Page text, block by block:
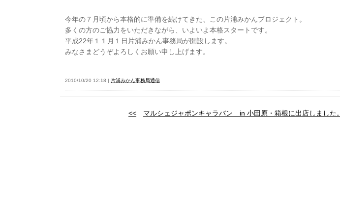
今年の７月頃から本格的に準備を続けてきた、この片浦みかんプロジェクト。
多くの方のご協力をいただきながら、いよいよ本格スタートです。
平成22年１１月１日片浦みかん事務局が開設します。
みなさまどうぞよろしくお願い申し上げます。
2010/10/20 12:18 | 片浦みかん事務局通信
<< マルシェジャポンキャラバン in 小田原・箱根に出店しました。